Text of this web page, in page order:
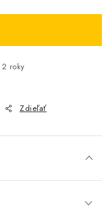
2 roky
Zdieľať